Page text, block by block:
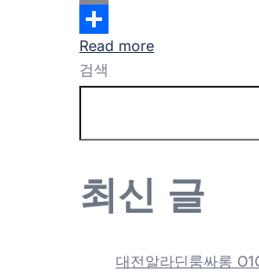
Email
Share
Read more
검색
최신 글
대전알라딘룸싸롱